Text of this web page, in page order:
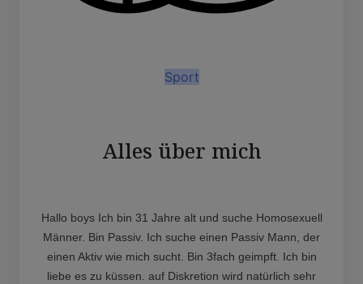
Sport
Alles über mich
Hallo boys Ich bin 31 Jahre alt und suche Homosexuell
Männer. Bin Passiv. Ich suche einen Passiv Mann, der
einen Aktiv wie mich sucht. Bin 3fach geimpft. Ich bin
liebe es zu küssen. auf Diskretion wird natürlich sehr